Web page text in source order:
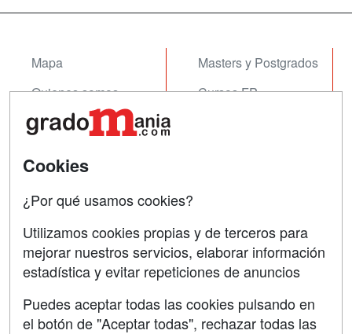
Mapa
Quienes somos
Tarifas publicidad
Masters y Postgrados
Cursos FP
Contactar
Confidencialidad
Copyleft
SÍGUENOS EN:
Cookies
¿Por qué usamos cookies?
Utilizamos cookies propias y de terceros para
mejorar nuestros servicios, elaborar información
estadística y evitar repeticiones de anuncios
Puedes aceptar todas las cookies pulsando en
el botón de "Aceptar todas", rechazar todas las